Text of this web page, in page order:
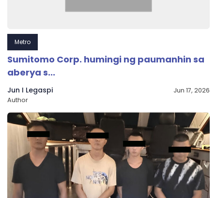
Metro
Sumitomo Corp. humingi ng paumanhin sa
aberya s...
Jun I Legaspi
Author
Jun 17, 2026